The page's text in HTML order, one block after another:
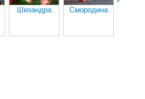
Шизандра Смородина